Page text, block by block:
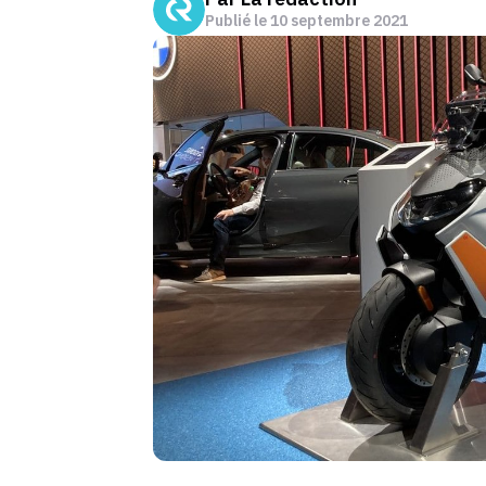
Publié le10 septembre 2021